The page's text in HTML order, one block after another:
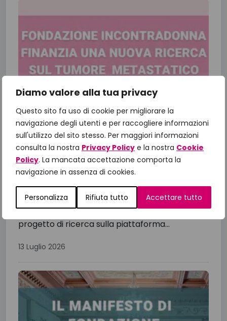
Diamo valore alla tua privacy
Questo sito fa uso di cookie per migliorare la
navigazione degli utenti e per raccogliere informazioni
sull'utilizzo del sito stesso. Per maggiori informazioni
consulta la nostra Privacy Policy e la nostra Cookie
Policy. La mancata accettazione comporta la
navigazione in assenza di cookies.
Personalizza Rifiuta tutto Accettare tutto
Fondazione IncontraDonna finanzia
una nuova ricerca sul tumore al
seno metastatico
precisione Fondazione IncontraDonna
supporta la ricerca oncologica, in particolare il
progetto di ricerca sulla piattaforma...
13 Luglio 2026